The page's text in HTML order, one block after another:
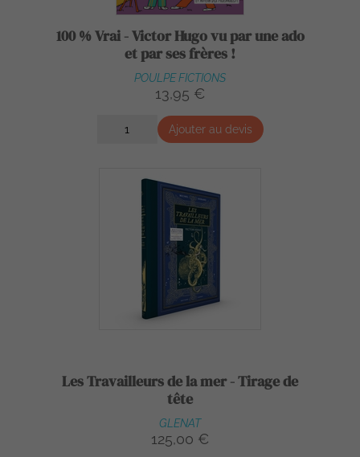
100 % Vrai - Victor Hugo vu par une ado
et par ses frères !
POULPE FICTIONS
13,95 €
Ajouter au devis
Les Travailleurs de la mer - Tirage de
tête
GLENAT
125,00 €